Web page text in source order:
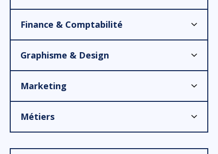
Finance & Comptabilité
Graphisme & Design
Marketing
Métiers